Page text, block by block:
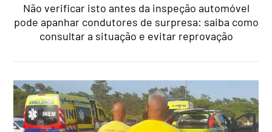
Não verificar isto antes da inspeção automóvel
pode apanhar condutores de surpresa: saiba como
consultar a situação e evitar reprovação